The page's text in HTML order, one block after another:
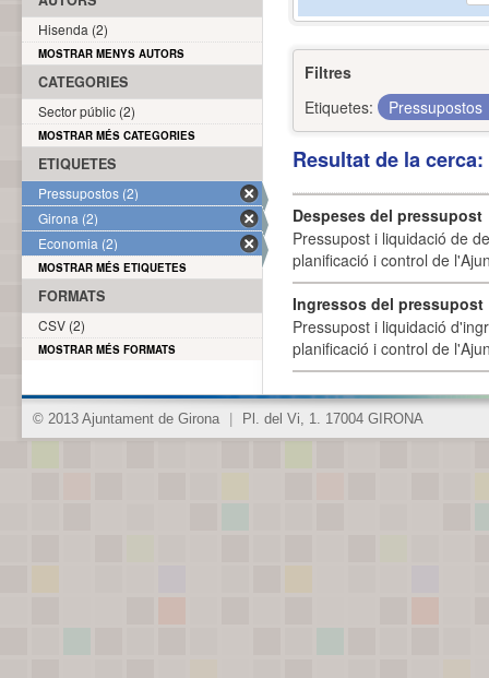
Filtres
Etiquetes:
Pressupostos
Resultat de la
Despeses del pressupost
Pressupost i liquidació de
planificació i control de
Ingressos del pressupost
Pressupost i liquidació
planificació i control de
Hisenda (2)
MOSTRAR MENYS AUTORS
CATEGORIES
Sector públic (2)
MOSTRAR MÉS CATEGORIES
ETIQUETES
Pressupostos (2)
Girona (2)
Economia (2)
MOSTRAR MÉS ETIQUETES
FORMATS
CSV (2)
MOSTRAR MÉS FORMATS
© 2013 Ajuntament de Girona Pl. del Vi, 1. 17004 GIRONA